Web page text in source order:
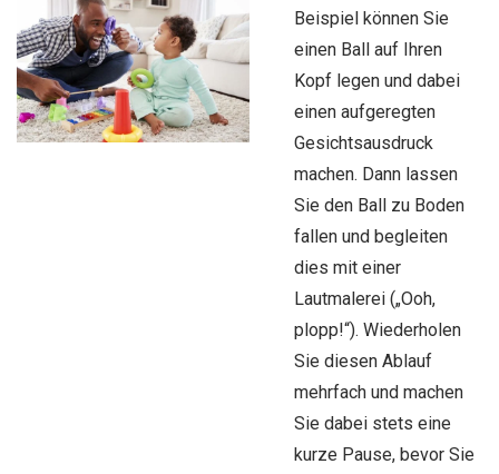
Beispiel können Sie
einen Ball auf Ihren
Kopf legen und dabei
einen aufgeregten
Gesichtsausdruck
machen. Dann lassen
Sie den Ball zu Boden
fallen und begleiten
dies mit einer
Lautmalerei („Ooh,
plopp!“). Wiederholen
Sie diesen Ablauf
mehrfach und machen
Sie dabei stets eine
kurze Pause, bevor Sie